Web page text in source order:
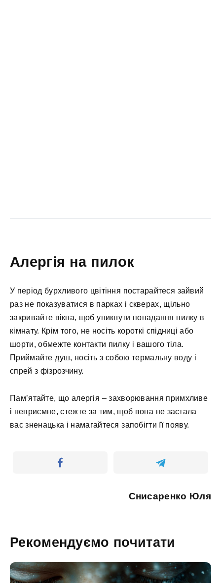
Алергія на пилок
У період бурхливого цвітіння постарайтеся зайвий
раз не показуватися в парках і скверах, щільно
закривайте вікна, щоб уникнути попадання пилку в
кімнату. Крім того, не носіть короткі спідниці або
шорти, обмежте контакти пилку і вашого тіла.
Приймайте душ, носіть з собою термальну воду і
спрей з фізрозчину.
Пам’ятайте, що алергія – захворювання примхливе
і неприємне, стежте за тим, щоб вона не застала
вас зненацька і намагайтеся запобігти її появу.
Снисаренко Юля
Рекомендуємо почитати